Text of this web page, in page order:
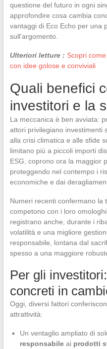
questione del futuro in ogni
approfondire cosa cambia
vantaggi di Eco Echo per una
sull’argomento.
Ulteriori letture : Scopri
con idee golose e conviviali
Quali benefici
investitori e la
La meccanica è ben avviata:
attori privilegiano investimenti
alla crisi climatica e alle sfide
limitano più a piccoli importi
ESG, coprono ora la maggior
proteggendo nel contempo i
economiche e dai
Numeri recenti confermano la
competono con i loro
registrano anche, durante i
volatilità e una migliore
responsabile, lontana dal
spesso a una maggiore
Per gli
concreti in
Oggi, diversi fattori
attrattività:
Un ventaglio ampliato di
responsabileai prodotti